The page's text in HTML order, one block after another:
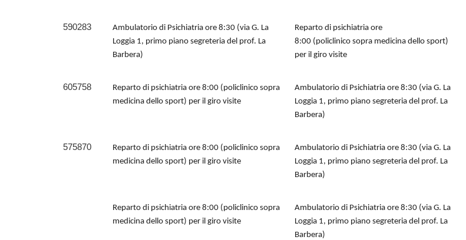
590283
Ambulatorio di Psichiatria ore 8:30 (via G. La
Loggia 1, primo piano segreteria del prof. La
Barbera)
Reparto di psichiatria ore
8:00 (policlinico sopra medicina dello sport)
per il giro visite
605758
Reparto di psichiatria ore 8:00 (policlinico sopra
medicina dello sport) per il giro visite
Ambulatorio di Psichiatria ore 8:30 (via G. La
Loggia 1, primo piano segreteria del prof. La
Barbera)
575870
Reparto di psichiatria ore 8:00 (policlinico sopra
medicina dello sport) per il giro visite
Ambulatorio di Psichiatria ore 8:30 (via G. La
Loggia 1, primo piano segreteria del prof. La
Barbera)
Reparto di psichiatria ore 8:00 (policlinico sopra
medicina dello sport) per il giro visite
Ambulatorio di Psichiatria ore 8:30 (via G. La
Loggia 1, primo piano segreteria del prof. La
Barbera)